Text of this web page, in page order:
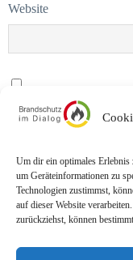
Um dir ein optimales
um Geräteinformationen zu
Technologien zustimmst,
auf dieser Website
zurückziehst, können
Website
Name, E-Mail-Adresse